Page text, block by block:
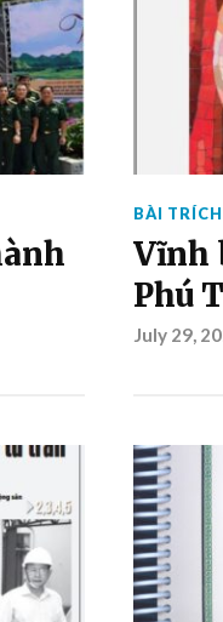
BÀI TRÍCH
Vĩnh
Phú
July 29,